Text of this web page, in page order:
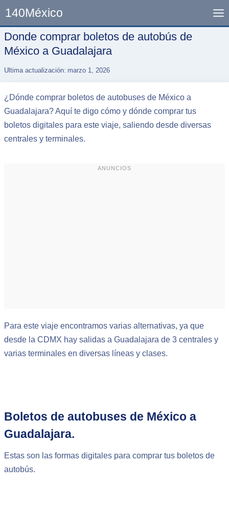
content
140México
Donde comprar boletos de autobús de
México a Guadalajara
Ultima actualización: marzo 1, 2026
¿Dónde comprar boletos de autobuses de México a
Guadalajara? Aquí te digo cómo y dónde comprar tus
boletos digitales para este viaje, saliendo desde diversas
centrales y terminales.
ANUNCIOS
Para este viaje encontramos varias alternativas, ya que
desde la CDMX hay salidas a Guadalajara de 3 centrales y
varias terminales en diversas líneas y clases.
Boletos de autobuses de México a
Guadalajara.
Estas son las formas digitales para comprar tus boletos de
autobús.